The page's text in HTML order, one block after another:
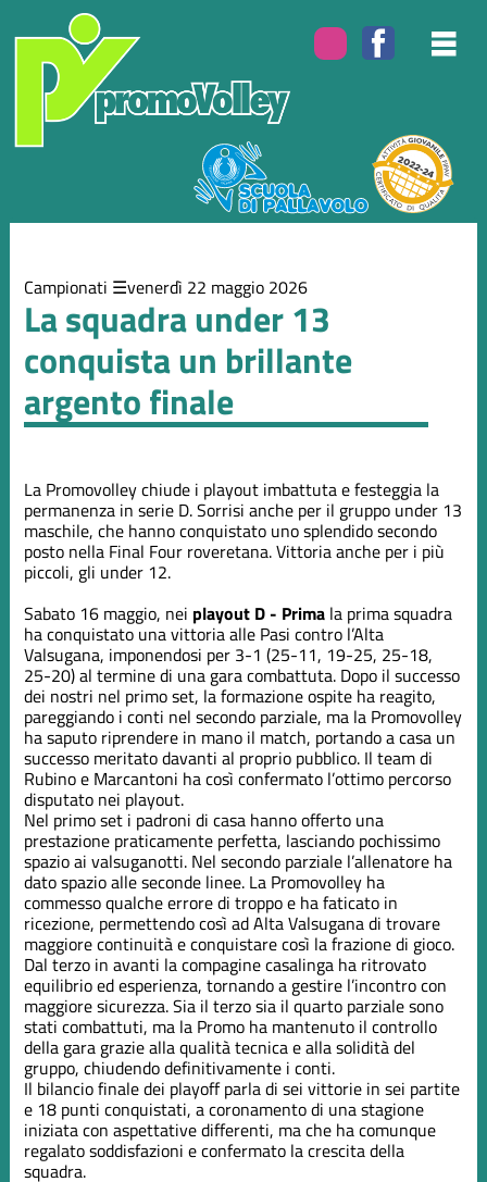
Campionati venerdì 22 maggio 2026
La squadra under 13
conquista un brillante
argento finale
La Promovolley chiude i playout imbattuta e festeggia la
permanenza in serie D. Sorrisi anche per il gruppo under 13
maschile, che hanno conquistato uno splendido secondo
posto nella Final Four roveretana. Vittoria anche per i più
piccoli, gli under 12.
Sabato 16 maggio, nei playout D - Prima la prima squadra
ha conquistato una vittoria alle Pasi contro l’Alta
Valsugana, imponendosi per 3-1 (25-11, 19-25, 25-18,
25-20) al termine di una gara combattuta. Dopo il successo
dei nostri nel primo set, la formazione ospite ha reagito,
pareggiando i conti nel secondo parziale, ma la Promovolley
ha saputo riprendere in mano il match, portando a casa un
successo meritato davanti al proprio pubblico. Il team di
Rubino e Marcantoni ha così confermato l’ottimo percorso
disputato nei playout.
Nel primo set i padroni di casa hanno offerto una
prestazione praticamente perfetta, lasciando pochissimo
spazio ai valsuganotti. Nel secondo parziale l’allenatore ha
dato spazio alle seconde linee. La Promovolley ha
commesso qualche errore di troppo e ha faticato in
ricezione, permettendo così ad Alta Valsugana di trovare
maggiore continuità e conquistare così la frazione di gioco.
Dal terzo in avanti la compagine casalinga ha ritrovato
equilibrio ed esperienza, tornando a gestire l’incontro con
maggiore sicurezza. Sia il terzo sia il quarto parziale sono
stati combattuti, ma la Promo ha mantenuto il controllo
della gara grazie alla qualità tecnica e alla solidità del
gruppo, chiudendo definitivamente i conti.
Il bilancio finale dei playoff parla di sei vittorie in sei partite
e 18 punti conquistati, a coronamento di una stagione
iniziata con aspettative differenti, ma che ha comunque
regalato soddisfazioni e confermato la crescita della
squadra.
argomenti
delle
notizie: